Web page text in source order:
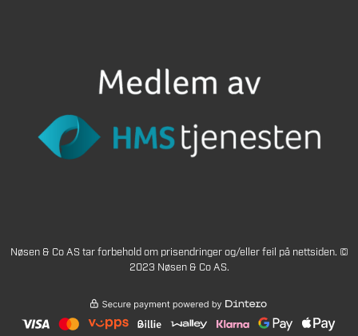
Nøsen & Co AS tar forbehold om prisendringer og/eller feil på nettsiden. ©
2023 Nøsen & Co AS.